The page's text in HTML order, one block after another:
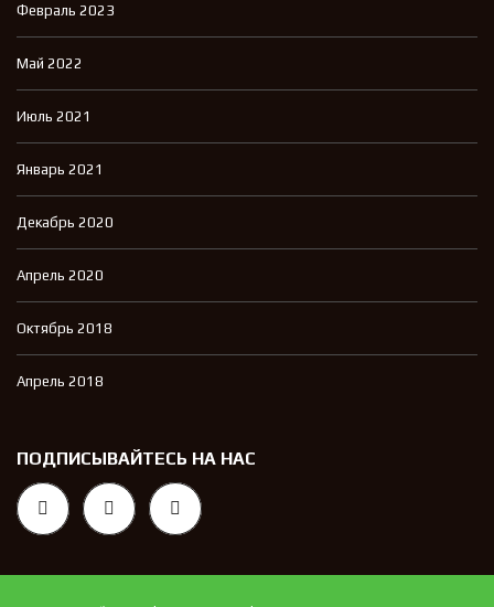
Февраль 2023
Май 2022
Июль 2021
Январь 2021
Декабрь 2020
Апрель 2020
Октябрь 2018
Апрель 2018
ПОДПИСЫВАЙТЕСЬ НА НАС